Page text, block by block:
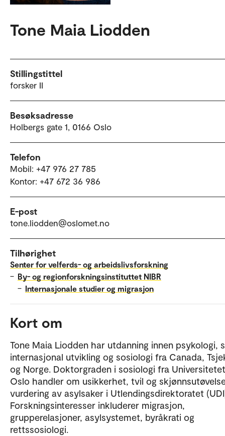
Tone Maia Liodden
Stillingstittel
forsker II
Besøksadresse
Holbergs gate 1, 0166 Oslo
Telefon
Mobil: +47 976 27 785
Kontor: +47 672 36 986
E-post
tone.liodden@oslomet.no
Tilhørighet
Senter for velferds- og arbeidslivsforskning
– By- og regionforskningsinstituttet NIBR
– Internasjonale studier og migrasjon
Kort om
Tone Maia Liodden har utdanning innen psykologi,
internasjonal utvikling og sosiologi fra Canada,
og Norge. Doktorgraden i sosiologi fra
Oslo handler om usikkerhet, tvil og
vurdering av asylsaker i Utlendingsdirektoratet
Forskningsinteresser inkluderer migrasjon,
grupperelasjoner, asylsystemet, byråkrati og
rettssosiologi.